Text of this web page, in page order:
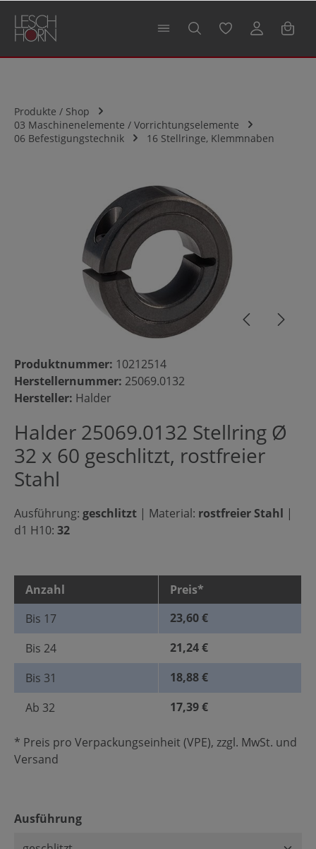
springen
Produkte / Shop
03 Maschinenelemente / Vorrichtungselemente
06 Befestigungstechnik
16 Stellringe, Klemmnaben
Bildergalerie überspringen
Produktnummer: 10212514
Herstellernummer: 25069.0132
Hersteller: Halder
Halder 25069.0132 Stellring Ø
32 x 60 geschlitzt, rostfreier
Stahl
Ausführung: geschlitzt | Material: rostfreier Stahl |
d1 H10: 32
Anzahl
Preis*
Bis 17
23,60 €
Bis 24
21,24 €
Bis 31
18,88 €
Ab 32 17,39 €
* Preis pro Verpackungseinheit (VPE), zzgl. MwSt. und
Versand
Ausführungauswählen